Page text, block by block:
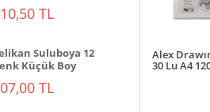
TL
Suluboya 12
Küçük Boy
TL
Alex
30 Lu A4